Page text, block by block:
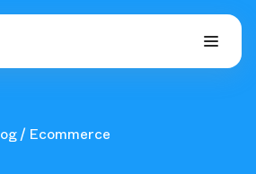
Ecommerce